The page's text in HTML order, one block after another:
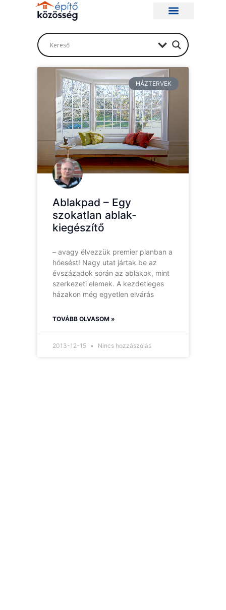
HÁZTERVEK
Ablakpad – Egy
szokatlan ablak-
kiegészítő
– avagy élvezzük premier planban a
hóesést! Nagy utat jártak be az
évszázadok során az ablakok, mint
szerkezeti elemek. A kezdetleges
házakon még egyetlen elvárás
TOVÁBB OLVASOM »
2013-12-15 Nincs hozzászólás